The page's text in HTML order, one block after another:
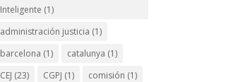
Inteligente (1)
administración justicia (1)
barcelona (1) catalunya (1)
CEJ (23) CGPJ (1) comisión (1)